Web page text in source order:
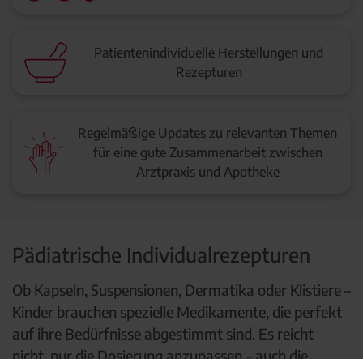
Patientenindividuelle Herstellungen und
Rezepturen
Regelmäßige Updates zu relevanten Themen
für eine gute Zusammenarbeit zwischen
Arztpraxis und Apotheke
Pädiatrische Individualrezepturen
Ob Kapseln, Suspensionen, Dermatika oder Klistiere –
Kinder brauchen spezielle Medikamente, die perfekt
auf ihre Bedürfnisse abgestimmt sind. Es reicht
nicht, nur die Dosierung anzupassen – auch die